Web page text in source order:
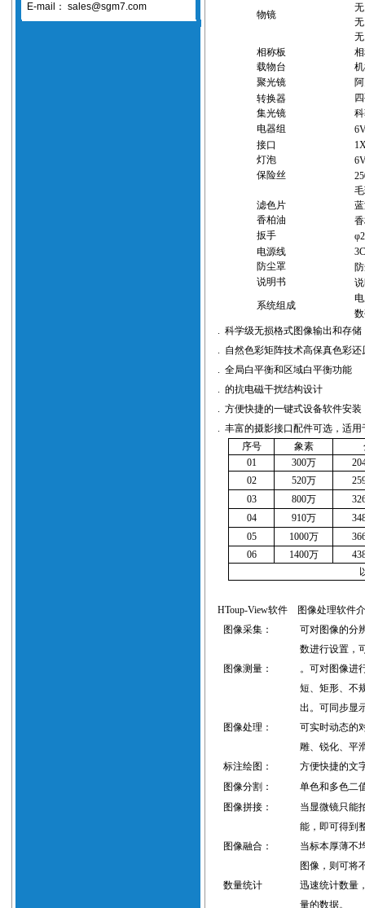
E-mail： sales@sgm7.com
物镜
相称板
载物台
聚光镜
转换器
集光镜
电器组
接口
灯泡
保险丝
滤色片
香柏油
扳手
φ
电源线
3C
防尘罩
说明书
系统组成
. 科学级无损格式图像输出和存储
. 自然色彩矩阵技术高保真色彩还
. 全局白平衡和区域白平衡功能
. 的抗电磁干扰结构设计
. 方便快捷的一键式设备软件安
. 丰富的摄影接口配件可选，适用
序号
象素
01 300万
02 520万
03 800万
04 910万
05 1000万
06 1400万
HToup-View软件
图像处理软件
图像采集：
可对图像的分
数进行设置，
图像测量：
。可对图像进
短、矩形、不
出。可同步显
图像处理：
可实时动态的
雕、锐化、平
标注绘图：
方便快捷的文
图像分割：
单色和多色二
图像拼接：
当显微镜只能
能，即可得到
图像融合：
当标本厚薄不
图像，则可将
数量统计
迅速统计数量
量的数据。